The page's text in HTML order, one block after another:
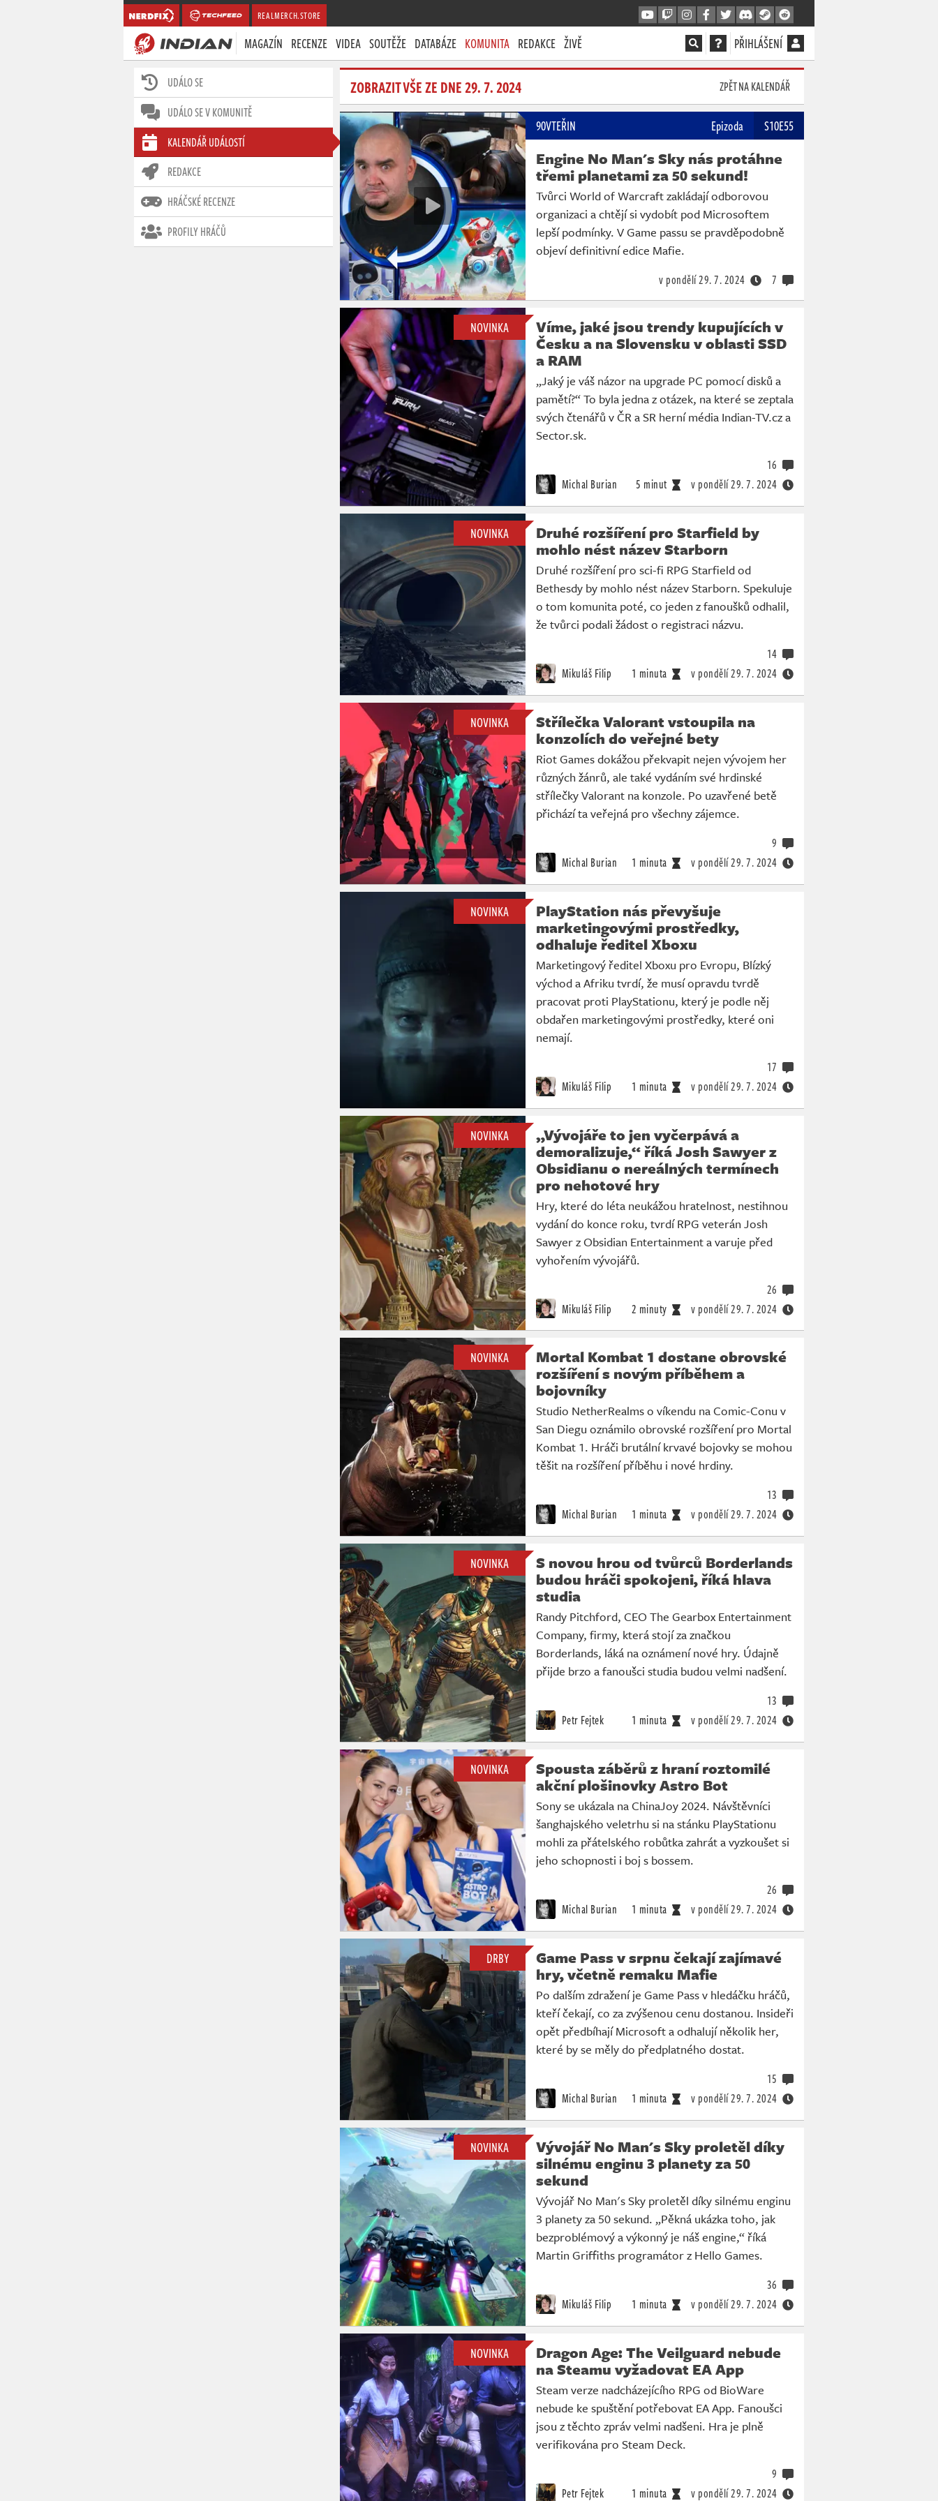
REALMERCH.STORE
MAGAZÍN RECENZE VIDEA SOUTĚŽE DATABÁZE KOMUNITA REDAKCE ŽIVĚ PŘIHLÁŠENÍ
UDÁLO SE
UDÁLO SE V KOMUNITĚ
KALENDÁŘ UDÁLOSTÍ
REDAKCE
HRÁČSKÉ RECENZE
PROFILY HRÁČŮ
ZOBRAZIT VŠE ZE DNE 29. 7. 2024 ZPĚT NA KALENDÁŘ
90VTEŘIN Epizoda S10E55
Engine No Man's Sky nás protáhne
třemi planetami za 50 sekund!
Tvůrci World of Warcraft zakládají odborovou
organizaci a chtějí si vydobít pod Microsoftem
lepší podmínky. V Game passu se pravděpodobně
objeví definitivní edice Mafie.
v pondělí29. 7. 2024 7
NOVINKA
Víme, jaké jsou trendy kupujících v
Česku a na Slovensku v oblasti SSD
a RAM
„Jaký je váš názor na upgrade PC pomocí disků a
pamětí?“ To byla jedna z otázek, na které se zeptala
svých čtenářů v ČR a SR herní média Indian-TV.cz a
Sector.sk.
Michal Burian 5 minut v pondělí29. 7. 2024
16
NOVINKA
Druhé rozšíření pro Starfield by
mohlo nést název Starborn
Druhé rozšíření pro sci-fi RPG Starfield od
Bethesdy by mohlo nést název Starborn. Spekuluje
o tom komunita poté, co jeden z fanoušků odhalil,
že tvůrci podali žádost o registraci názvu.
Mikuláš Filip 1 minuta v pondělí29. 7. 2024
14
NOVINKA
Střílečka Valorant vstoupila na
konzolích do veřejné bety
Riot Games dokážou překvapit nejen vývojem her
různých žánrů, ale také vydáním své hrdinské
střílečky Valorant na konzole. Po uzavřené betě
přichází ta veřejná pro všechny zájemce.
Michal Burian 1 minuta v pondělí29. 7. 2024
9
NOVINKA
PlayStation nás převyšuje
marketingovými prostředky,
odhaluje ředitel Xboxu
Marketingový ředitel Xboxu pro Evropu, Blízký
východ a Afriku tvrdí, že musí opravdu tvrdě
pracovat proti PlayStationu, který je podle něj
obdařen marketingovými prostředky, které oni
nemají.
Mikuláš Filip 1 minuta v pondělí29. 7. 2024
17
NOVINKA
„Vývojáře to jen vyčerpává a
demoralizuje,“ říká Josh Sawyer z
Obsidianu o nereálných termínech
pro nehotové hry
Hry, které do léta neukážou hratelnost, nestihnou
vydání do konce roku, tvrdí RPG veterán Josh
Sawyer z Obsidian Entertainment a varuje před
vyhořením vývojářů.
Mikuláš Filip 2 minuty v pondělí29. 7. 2024
26
NOVINKA
Mortal Kombat 1 dostane obrovské
rozšíření s novým příběhem a
bojovníky
Studio NetherRealms o víkendu na Comic-Conu v
San Diegu oznámilo obrovské rozšíření pro Mortal
Kombat 1. Hráči brutální krvavé bojovky se mohou
těšit na rozšíření příběhu i nové hrdiny.
Michal Burian 1 minuta v pondělí29. 7. 2024
13
NOVINKA
S novou hrou od tvůrců Borderlands
budou hráči spokojeni, říká hlava
studia
Randy Pitchford, CEO The Gearbox Entertainment
Company, firmy, která stojí za značkou
Borderlands, láká na oznámení nové hry. Údajně
přijde brzo a fanoušci studia budou velmi nadšení.
Petr Fejtek 1 minuta v pondělí29. 7. 2024
13
NOVINKA
Spousta záběrů z hraní roztomilé
akční plošinovky Astro Bot
Sony se ukázala na ChinaJoy 2024. Návštěvníci
šanghajského veletrhu si na stánku PlayStationu
mohli za přátelského robůtka zahrát a vyzkoušet si
jeho schopnosti i boj s bossem.
Michal Burian 1 minuta v pondělí29. 7. 2024
26
DRBY
Game Pass v srpnu čekají zajímavé
hry, včetně remaku Mafie
Po dalším zdražení je Game Pass v hledáčku hráčů,
kteří čekají, co za zvýšenou cenu dostanou. Insideři
opět předbíhají Microsoft a odhalují několik her,
které by se měly do předplatného dostat.
Michal Burian 1 minuta v pondělí29. 7. 2024
15
NOVINKA
Vývojář No Man's Sky proletěl díky
silnému enginu 3 planety za 50
sekund
Vývojář No Man's Sky proletěl díky silnému enginu
3 planety za 50 sekund. „Pěkná ukázka toho, jak
bezproblémový a výkonný je náš engine,“ říká
Martin Griffiths programátor z Hello Games.
Mikuláš Filip 1 minuta v pondělí29. 7. 2024
36
NOVINKA
Dragon Age: The Veilguard nebude
na Steamu vyžadovat EA App
Steam verze nadcházejícího RPG od BioWare
nebude ke spuštění potřebovat EA App. Fanoušci
jsou z těchto zpráv velmi nadšeni. Hra je plně
verifikována pro Steam Deck.
Petr Fejtek 1 minuta v pondělí29. 7. 2024
9